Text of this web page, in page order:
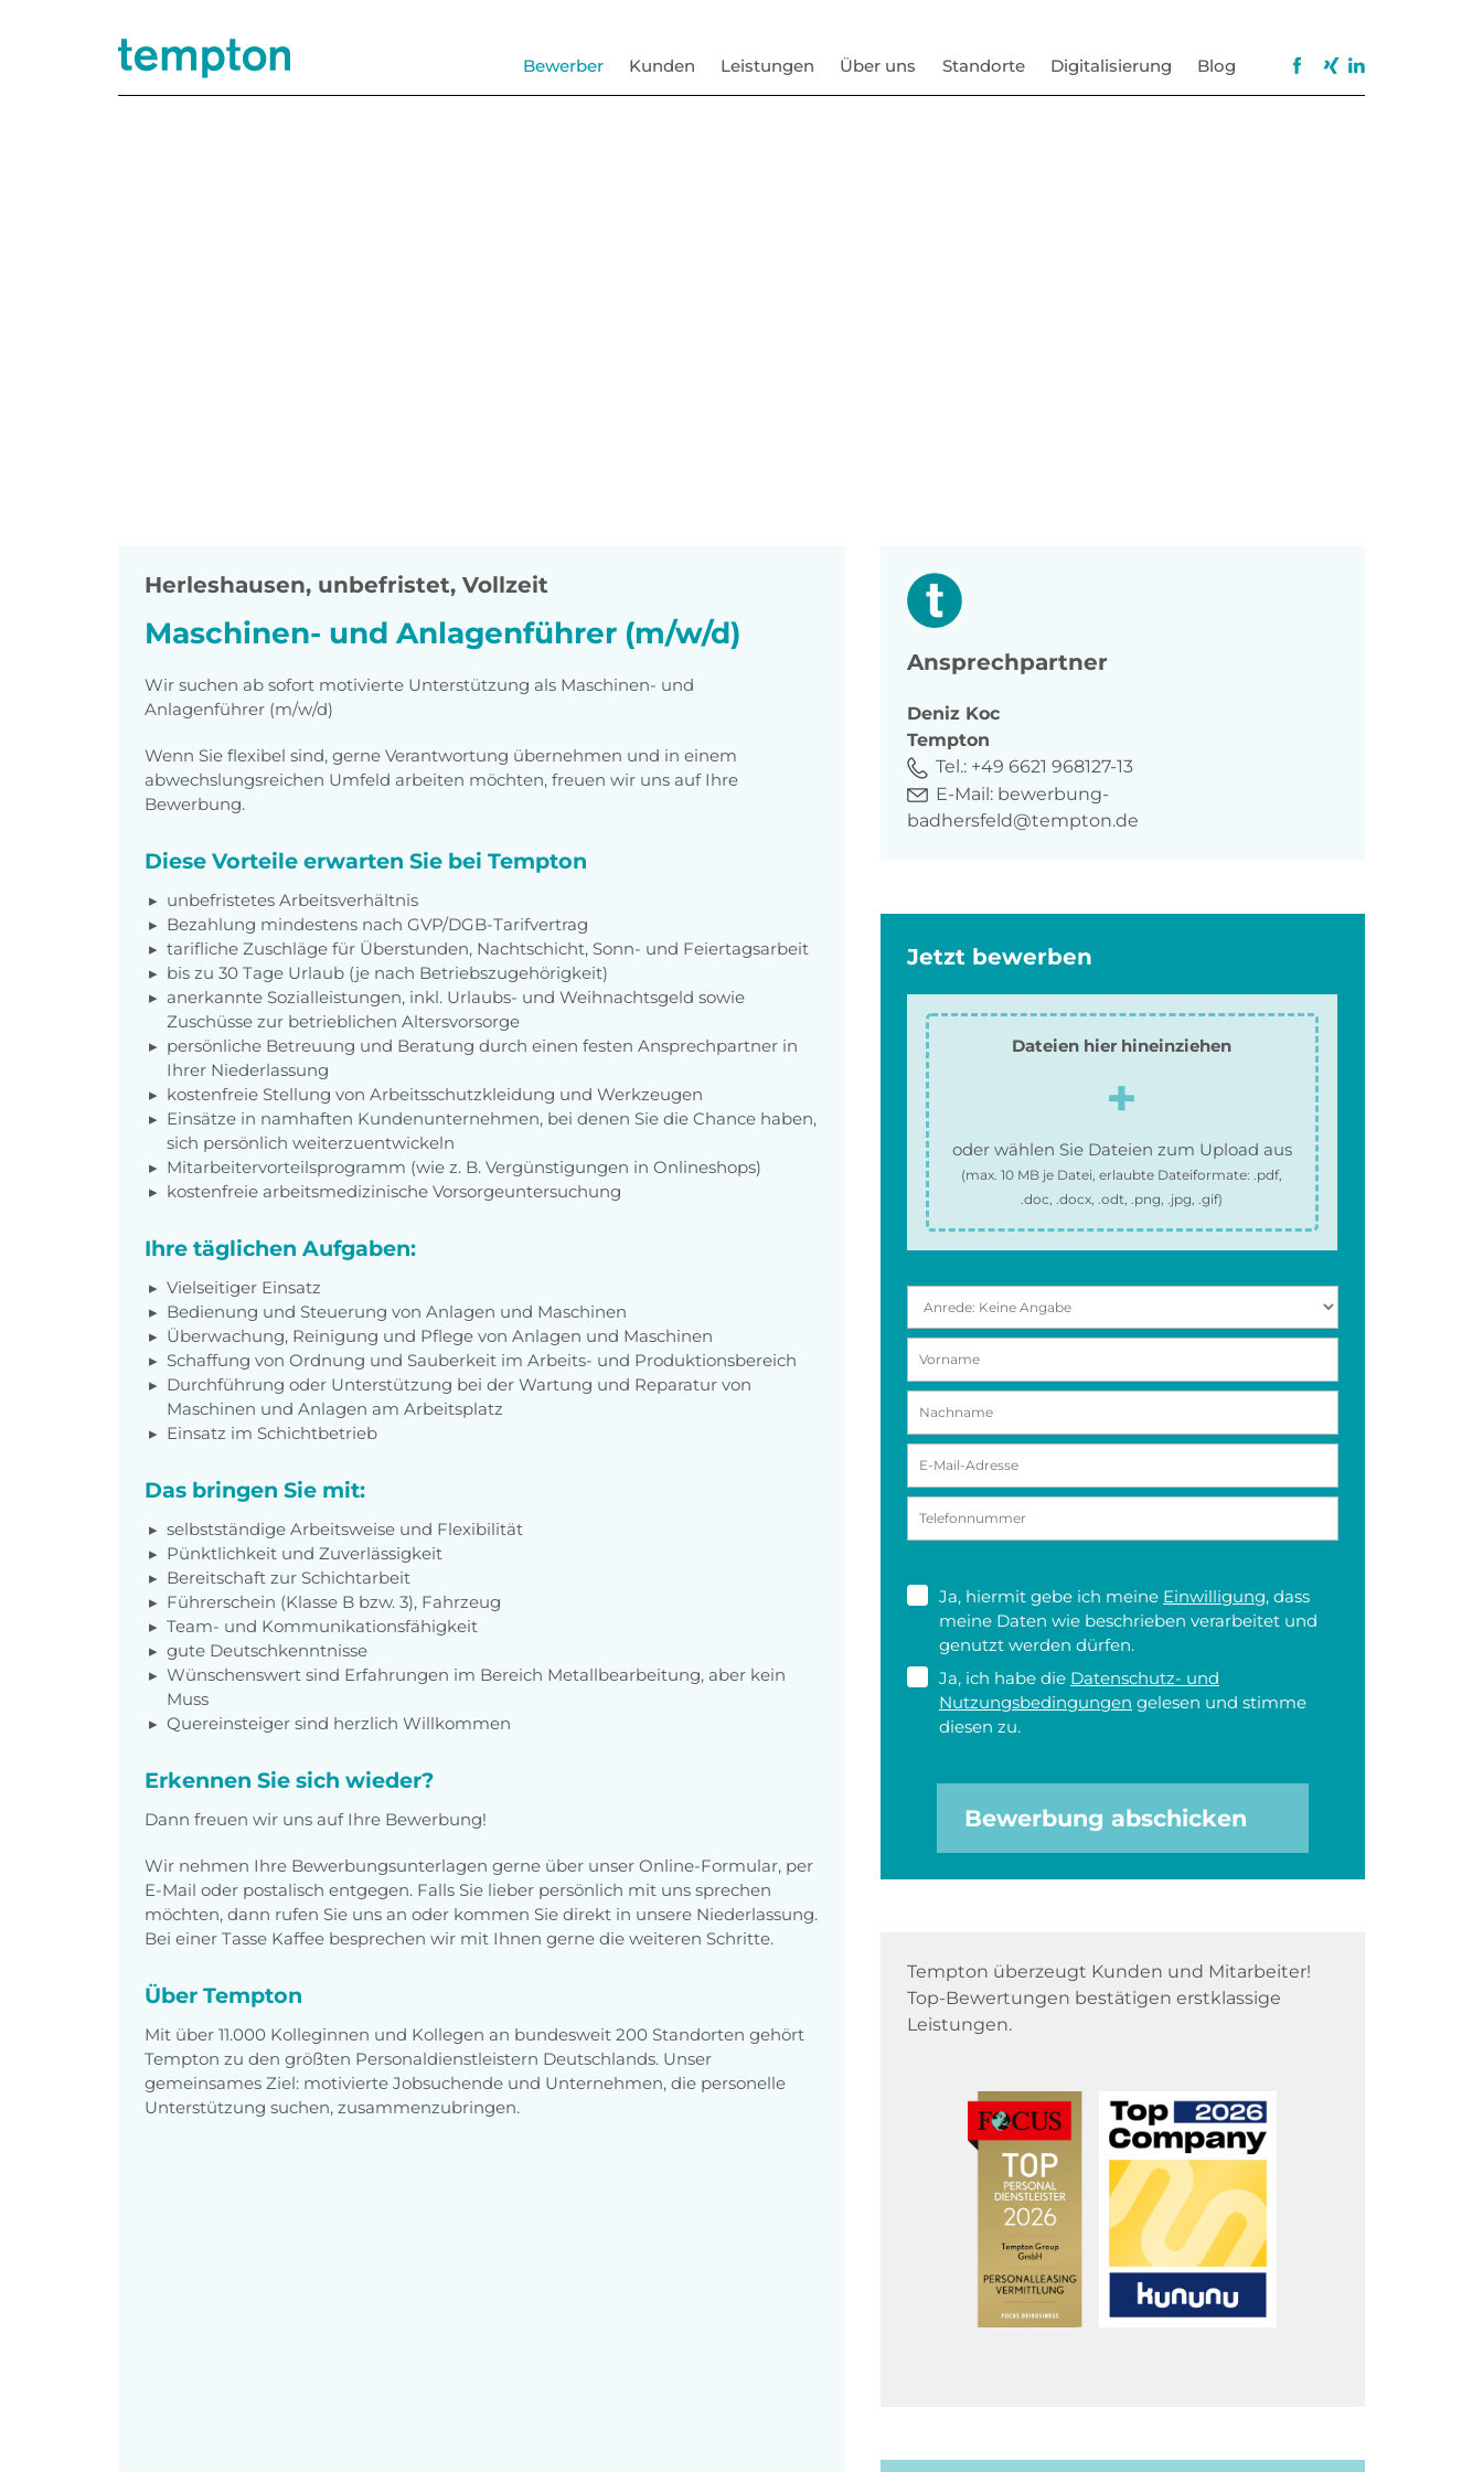
Bewerber Kunden Leistungen Über uns Standorte Digitalisierung Blog
Herleshausen, unbefristet, Vollzeit
Maschinen- und Anlagenführer (m/w/d)
Wir suchen ab sofort motivierte Unterstützung als Maschinen- und
Anlagenführer (m/w/d)
Wenn Sie flexibel sind, gerne Verantwortung übernehmen und in einem
abwechslungsreichen Umfeld arbeiten möchten, freuen wir uns auf Ihre
Bewerbung.
Diese Vorteile erwarten Sie bei Tempton
unbefristetes Arbeitsverhältnis
Bezahlung mindestens nach GVP/DGB-Tarifvertrag
tarifliche Zuschläge für Überstunden, Nachtschicht, Sonn- und Feiertagsarbeit
bis zu 30 Tage Urlaub (je nach Betriebszugehörigkeit)
anerkannte Sozialleistungen, inkl. Urlaubs- und Weihnachtsgeld sowie
Zuschüsse zur betrieblichen Altersvorsorge
persönliche Betreuung und Beratung durch einen festen Ansprechpartner in
Ihrer Niederlassung
kostenfreie Stellung von Arbeitsschutzkleidung und Werkzeugen
Einsätze in namhaften Kundenunternehmen, bei denen Sie die Chance haben,
sich persönlich weiterzuentwickeln
Mitarbeitervorteilsprogramm (wie z. B. Vergünstigungen in Onlineshops)
kostenfreie arbeitsmedizinische Vorsorgeuntersuchung
Ihre täglichen Aufgaben:
Vielseitiger Einsatz
Bedienung und Steuerung von Anlagen und Maschinen
Überwachung, Reinigung und Pflege von Anlagen und Maschinen
Schaffung von Ordnung und Sauberkeit im Arbeits- und Produktionsbereich
Durchführung oder Unterstützung bei der Wartung und Reparatur von
Maschinen und Anlagen am Arbeitsplatz
Einsatz im Schichtbetrieb
Das bringen Sie mit:
selbstständige Arbeitsweise und Flexibilität
Pünktlichkeit und Zuverlässigkeit
Bereitschaft zur Schichtarbeit
Führerschein (Klasse B bzw. 3), Fahrzeug
Team- und Kommunikationsfähigkeit
gute Deutschkenntnisse
Wünschenswert sind Erfahrungen im Bereich Metallbearbeitung, aber kein
Muss
Quereinsteiger sind herzlich Willkommen
Erkennen Sie sich wieder?
Dann freuen wir uns auf Ihre Bewerbung!
Wir nehmen Ihre Bewerbungsunterlagen gerne über unser Online-Formular, per
E-Mail oder postalisch entgegen. Falls Sie lieber persönlich mit uns sprechen
möchten, dann rufen Sie uns an oder kommen Sie direkt in unsere Niederlassung.
Bei einer Tasse Kaffee besprechen wir mit Ihnen gerne die weiteren Schritte.
Über Tempton
Mit über 11.000 Kolleginnen und Kollegen an bundesweit 200 Standorten gehört
Tempton zu den größten Personaldienstleistern Deutschlands. Unser
gemeinsames Ziel: motivierte Jobsuchende und Unternehmen, die personelle
Unterstützung suchen, zusammenzubringen.
Ansprechpartner
Deniz Koc
Tempton
Tel.: +49 6621 968127-13
E-Mail: bewerbung-
badhersfeld@tempton.de
Jetzt bewerben
Dateien hier hineinziehen
oder wählen Sie Dateien zum Upload aus
(max.10 MB je Datei, erlaubte Dateiformate:.pdf,
.doc, .docx, .odt, .png, .jpg, .gif)
Ja, hiermit gebe ich meine Einwilligung, dass
meine Daten wie beschrieben verarbeitet und
genutzt werden dürfen.
Ja, ich habe die Datenschutz- und
Nutzungsbedingungen gelesen und stimme
diesen zu.
Bewerbung abschicken
Tempton überzeugt Kunden und Mitarbeiter!
Top-Bewertungen bestätigen erstklassige
Leistungen.